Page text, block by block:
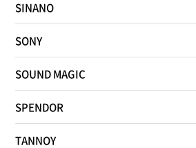
SINANO
SONY
SOUND MAGIC
SPENDOR
TANNOY